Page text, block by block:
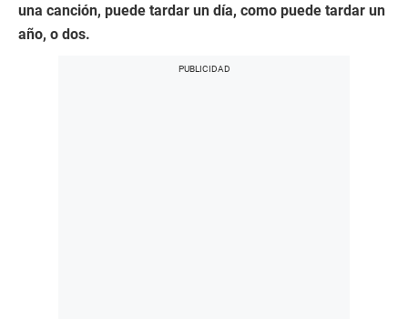
una canción, puede tardar un día, como puede tardar un
año, o dos.